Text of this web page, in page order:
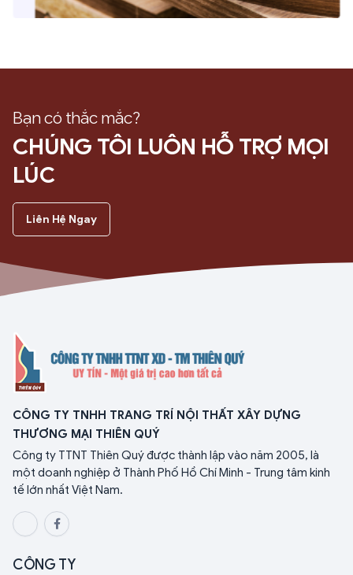
Bạn có thắc mắc?
CHÚNG TÔI LUÔN HỖ TRỢ MỌI
LÚC
Liên Hệ Ngay
CÔNG TY TNHH TRANG TRÍ NỘI THẤT XÂY DỰNG
THƯƠNG MẠI THIÊN QUÝ
Công ty TTNT Thiên Quý được thành lập vào năm 2005, là
một doanh nghiệp ở Thành Phố Hồ Chí Minh - Trung tâm kinh
tế lớn nhất Việt Nam.
CÔNG TY